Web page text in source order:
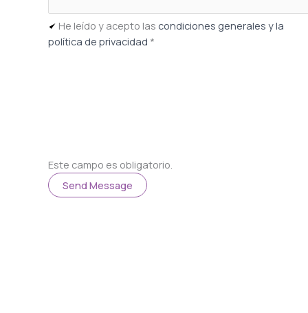
He leído y acepto las condiciones generales y la
política de privacidad *
Este campo es obligatorio.
Send Message